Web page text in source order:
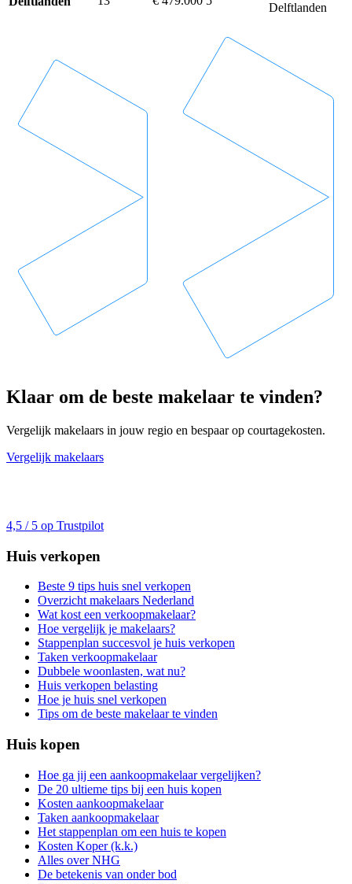
Delftlanden
Klaar om de beste makelaar te vinden?
Vergelijk makelaars in jouw regio en bespaar op courtagekosten.
Vergelijk makelaars
4,5 / 5 op Trustpilot
Huis verkopen
Beste 9 tips huis snel verkopen
Overzicht makelaars Nederland
Wat kost een verkoopmakelaar?
Hoe vergelijk je makelaars?
Stappenplan succesvol je huis verkopen
Taken verkoopmakelaar
Dubbele woonlasten, wat nu?
Huis verkopen belasting
Hoe je huis snel verkopen
Tips om de beste makelaar te vinden
Huis kopen
Hoe ga jij een aankoopmakelaar vergelijken?
De 20 ultieme tips bij een huis kopen
Kosten aankoopmakelaar
Taken aankoopmakelaar
Het stappenplan om een huis te kopen
Kosten Koper (k.k.)
Alles over NHG
De betekenis van onder bod